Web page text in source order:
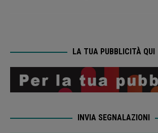
LA TUA PUBBLICITÀ QUI
INVIA SEGNALAZIONI